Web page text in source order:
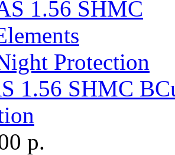
1.56 SHMC
р.